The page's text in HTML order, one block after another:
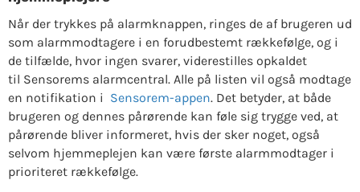
Når der trykkes på alarmknappen, ringes de af brugeren ud
som alarmmodtagere i en forudbestemt rækkefølge, og i
de tilfælde, hvor ingen svarer, viderestilles opkaldet
til Sensorems alarmcentral. Alle på listen vil også modtage
en notifikation i Sensorem-appen. Det betyder, at både
brugeren og dennes pårørende kan føle sig trygge ved, at
pårørende bliver informeret, hvis der sker noget, også
selvom hjemmeplejen kan være første alarmmodtager i
prioriteret rækkefølge.